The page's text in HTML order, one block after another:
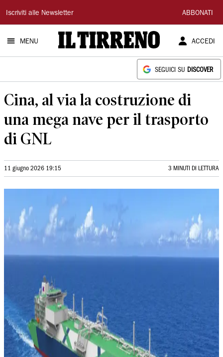
Il
Tirreno
Iscriviti alle Newsletter ABBONATI
MENU ACCEDI
SEGUICI SU DISCOVER
Cina, al via la costruzione di
una mega nave per il trasporto
di GNL
11 giugno 2026 19:15 3 MINUTI DI LETTURA